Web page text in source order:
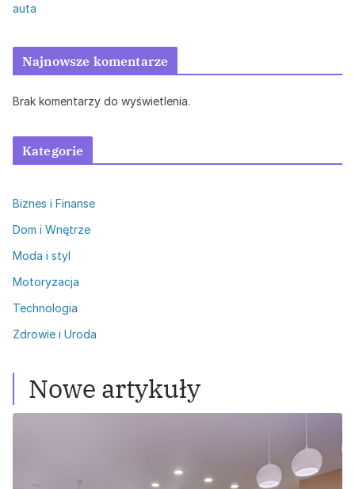
auta
Najnowsze komentarze
Brak komentarzy do wyświetlenia.
Kategorie
Biznes i Finanse
Dom i Wnętrze
Moda i styl
Motoryzacja
Technologia
Zdrowie i Uroda
Nowe artykuły